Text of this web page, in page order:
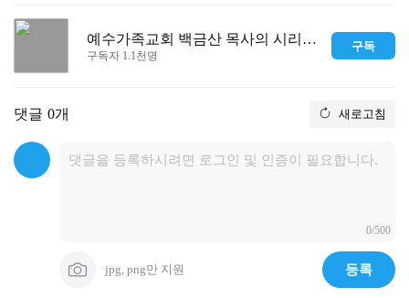
1.여호와여 나의 말에 귀를 기울이사 나의 심정을 헤아려 주소
2.나의 왕, 나의 하나님이여 내가 부르짖는 소리를 들으소서 내
3.여호와여 아침에 주께서 나의 소리를 들으시리니 아침에 내가
주께 기도하고 바라리이다
4.주는 죄악을 기뻐하는 신이 아니시니 악이 주와 함께 머물지
못하며
5.오만한 자들이 주의 목전에 서지 못하리이다 주는 모든 행악
7.오직 나는 주의 풍성한 사랑을 힘입어 주의 집에 들어가 주를
경외함으로 성전을 향하여 예배하리이다
8.여호와여 나의 원수들로 말미암아 주의 의로 나를 인도하시고
예수가족교회 백금산 목사의 시리즈 설교
구독자 1.1천명
구독
댓글 0개 새로고침
0/500
jpg, png만 지원 등록